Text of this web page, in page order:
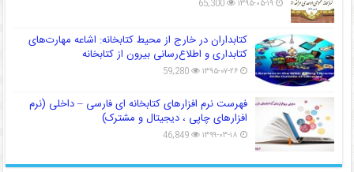
۱۳۹۵-۰۵-۱۹ 65,300
کتابداران در خارج از محیط کتابخانه: اشاعه مهارت‌های
کتابداری و اطلاع‌رسانی بیرون از کتابخانه
۱۳۹۵-۰۷-۲۶ 59,280
فهرست نرم افزارهای کتابخانه ای فارسی – داخلی (نرم
افزارهای چاپی ، دیجیتال و مشترک)
۱۳۹۹-۰۳-۱۸ 46,849